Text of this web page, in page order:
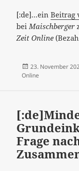
[:de]…einBeitrag
beiMaischberger
Zeit Online
Veröffentlicht
am
23. November
Online
Frage